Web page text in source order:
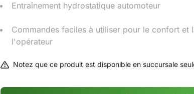
Entraînement hydrostatique automoteur
Commandes faciles à utiliser pour le confort et
l'opérateur
Notez que ce produit est disponible en succursale